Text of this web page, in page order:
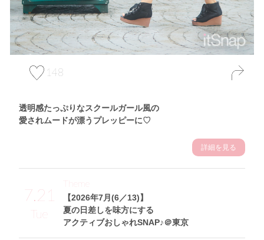
148
透明感たっぷりなスクールガール風の
愛されムードが漂うプレッピーに♡
詳細を見る
7.21
Tue
【2026年7月(6／13)】
夏の日差しを味方にする
アクティブおしゃれSNAP♪＠東京
Theme